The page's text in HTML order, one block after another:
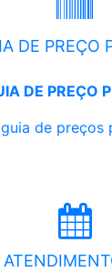
DE PREÇO
DE PREÇO
de preços